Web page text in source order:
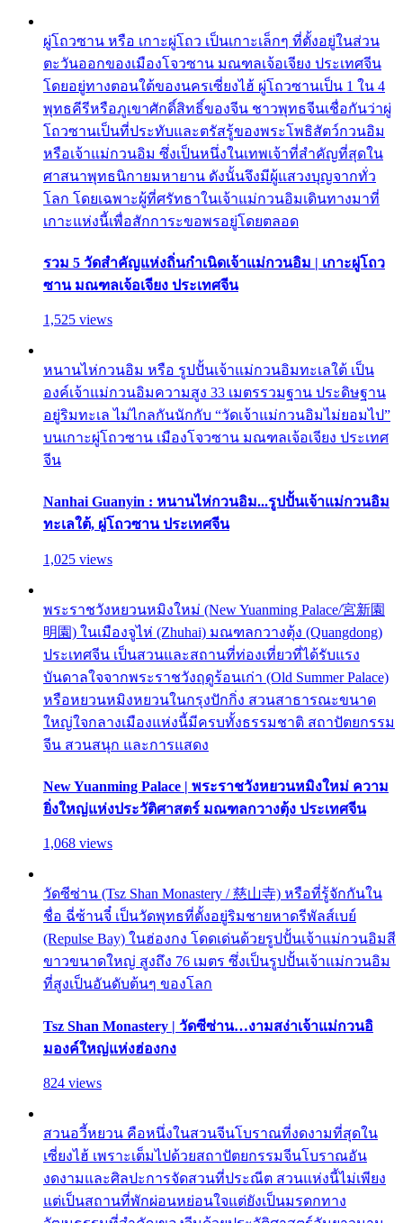
ผู่โถวซาน หรือ เกาะผู่โถว เป็นเกาะเล็กๆ ที่ตั้งอยู่ในส่วน
ตะวันออกของเมืองโจวซาน มณฑลเจ้อเจียง ประเทศจีน
โดยอยู่ทางตอนใต้ของนครเซี่ยงไฮ้ ผู่โถวซานเป็น 1 ใน 4
พุทธคีรีหรือภูเขาศักดิ์สิทธิ์ของจีน ชาวพุทธจีนเชื่อกันว่าผู่
โถวซานเป็นที่ประทับและตรัสรู้ของพระโพธิสัตว์กวนอิม
หรือเจ้าแม่กวนอิม ซึ่งเป็นหนึ่งในเทพเจ้าที่สำคัญที่สุดใน
ศาสนาพุทธนิกายมหายาน ดังนั้นจึงมีผู้แสวงบุญจากทั่ว
โลก โดยเฉพาะผู้ที่ศรัทธาในเจ้าแม่กวนอิมเดินทางมาที่
เกาะแห่งนี้เพื่อสักการะขอพรอยู่โดยตลอด
รวม 5 วัดสำคัญแห่งถิ่นกำเนิดเจ้าแม่กวนอิม | เกาะผู่โถว
ซาน มณฑลเจ้อเจียง ประเทศจีน
1,525 views
หนานไห่กวนอิม หรือ รูปปั้นเจ้าแม่กวนอิมทะเลใต้ เป็น
องค์เจ้าแม่กวนอิมความสูง 33 เมตรรวมฐาน ประดิษฐาน
อยู่ริมทะเล ไม่ไกลกันนักกับ “วัดเจ้าแม่กวนอิมไม่ยอมไป”
บนเกาะผู่โถวซาน เมืองโจวซาน มณฑลเจ้อเจียง ประเทศ
จีน
Nanhai Guanyin : หนานไห่กวนอิม...รูปปั้นเจ้าแม่กวนอิม
ทะเลใต้, ผู่โถวซาน ประเทศจีน
1,025 views
พระราชวังหยวนหมิงใหม่ (New Yuanming Palace/宮新園
明園) ในเมืองจูไห่ (Zhuhai) มณฑลกวางตุ้ง (Quangdong)
ประเทศจีน เป็นสวนและสถานที่ท่องเที่ยวที่ได้รับแรง
บันดาลใจจากพระราชวังฤดูร้อนเก่า (Old Summer Palace)
หรือหยวนหมิงหยวนในกรุงปักกิ่ง สวนสาธารณะขนาด
ใหญ่ใจกลางเมืองแห่งนี้มีครบทั้งธรรมชาติ สถาปัตยกรรม
จีน สวนสนุก และการแสดง
New Yuanming Palace | พระราชวังหยวนหมิงใหม่ ความ
ยิ่งใหญ่แห่งประวัติศาสตร์ มณฑลกวางตุ้ง ประเทศจีน
1,068 views
วัดซีซ่าน (Tsz Shan Monastery / 慈山寺) หรือที่รู้จักกันใน
ชื่อ ฉี่ซ้านจี๋ เป็นวัดพุทธที่ตั้งอยู่ริมชายหาดรีพัลส์เบย์
(Repulse Bay) ในฮ่องกง โดดเด่นด้วยรูปปั้นเจ้าแม่กวนอิมสี
ขาวขนาดใหญ่ สูงถึง 76 เมตร ซึ่งเป็นรูปปั้นเจ้าแม่กวนอิม
ที่สูงเป็นอันดับต้นๆ ของโลก
Tsz Shan Monastery | วัดซีซ่าน…งามสง่าเจ้าแม่กวนอิ
มองค์ใหญ่แห่งฮ่องกง
824 views
สวนอวี้หยวน คือหนึ่งในสวนจีนโบราณที่งดงามที่สุดใน
เซี่ยงไฮ้ เพราะเต็มไปด้วยสถาปัตยกรรมจีนโบราณอัน
งดงามและศิลปะการจัดสวนที่ประณีต สวนแห่งนี้ไม่เพียง
แต่เป็นสถานที่พักผ่อนหย่อนใจแต่ยังเป็นมรดกทาง